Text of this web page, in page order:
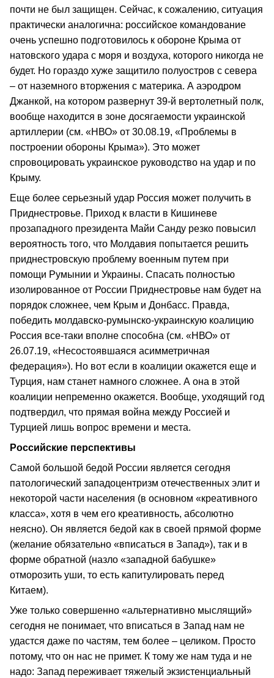
почти не был защищен. Сейчас, к сожалению, ситуация
практически аналогична: российское командование
очень успешно подготовилось к обороне Крыма от
натовского удара с моря и воздуха, которого никогда не
будет. Но гораздо хуже защитило полуостров с севера
– от наземного вторжения с материка. А аэродром
Джанкой, на котором развернут 39-й вертолетный полк,
вообще находится в зоне досягаемости украинской
артиллерии (см. «НВО» от 30.08.19, «Проблемы в
построении обороны Крыма»). Это может
спровоцировать украинское руководство на удар и по
Крыму.
Еще более серьезный удар Россия может получить в
Приднестровье. Приход к власти в Кишиневе
прозападного президента Майи Санду резко повысил
вероятность того, что Молдавия попытается решить
приднестровскую проблему военным путем при
помощи Румынии и Украины. Спасать полностью
изолированное от России Приднестровье нам будет на
порядок сложнее, чем Крым и Донбасс. Правда,
победить молдавско-румынско-украинскую коалицию
Россия все-таки вполне способна (см. «НВО» от
26.07.19, «Несостоявшаяся асимметричная
федерация»). Но вот если в коалиции окажется еще и
Турция, нам станет намного сложнее. А она в этой
коалиции непременно окажется. Вообще, уходящий год
подтвердил, что прямая война между Россией и
Турцией лишь вопрос времени и места.
Российские перспективы
Самой большой бедой России является сегодня
патологический западоцентризм отечественных элит и
некоторой части населения (в основном «креативного
класса», хотя в чем его креативность, абсолютно
неясно). Он является бедой как в своей прямой форме
(желание обязательно «вписаться в Запад»), так и в
форме обратной (назло «западной бабушке»
отморозить уши, то есть капитулировать перед
Китаем).
Уже только совершенно «альтернативно мыслящий»
сегодня не понимает, что вписаться в Запад нам не
удастся даже по частям, тем более – целиком. Просто
потому, что он нас не примет. К тому же нам туда и не
надо: Запад переживает тяжелый экзистенциальный